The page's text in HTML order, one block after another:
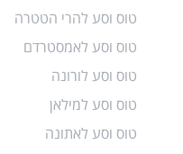
טוס וסע להרי הטטרה
טוס וסע לאמסטרדם
טוס וסע לורונה
טוס וסע למילאן
טוס וסע לאתונה